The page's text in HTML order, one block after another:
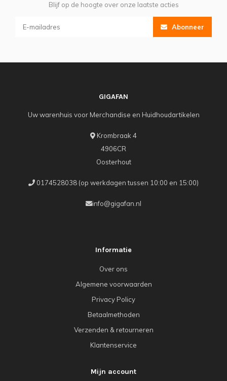
Blijf op de hoogte over onze laatste acties
Abonneer
GIGAFAN
Uw warenhuis voor Merchandise en Huidhoudartikelen
Krombraak 4
4906CR
Oosterhout
0174528038 (op werkdagen tussen 10:00 en 15:00)
info@gigafan.nl
Informatie
Over ons
Algemene voorwaarden
Privacy Policy
Betaalmethoden
Verzenden & retourneren
Klantenservice
Mijn account